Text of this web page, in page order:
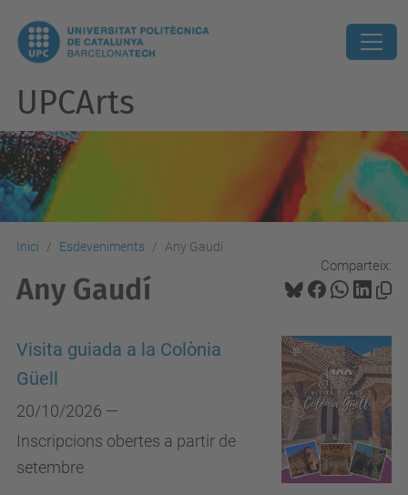
UPCArts
Inici Esdeveniments Any Gaudí
Comparteix:
Any Gaudí
Visita guiada a la Colònia
Güell
20/10/2026 —
Inscripcions obertes a partir de
setembre